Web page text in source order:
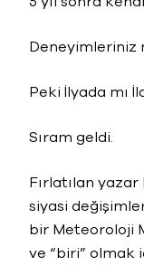
Deneyimleriniz
Peki İlyada mı
Sıram geldi.
Fırlatılan
siyasi
bir Meteoroloji
ve “biri” olmak